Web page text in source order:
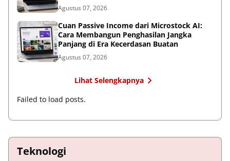
Agustus 07, 2026
Cuan Passive Income dari Microstock AI:
Cara Membangun Penghasilan Jangka
Panjang di Era Kecerdasan Buatan
Agustus 07, 2026
Lihat Selengkapnya
Failed to load posts.
Teknologi